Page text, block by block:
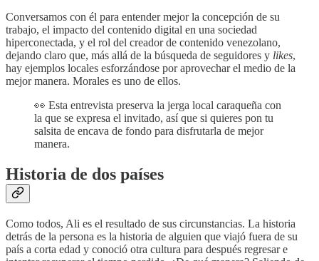
Conversamos con él para entender mejor la concepción de su
trabajo, el impacto del contenido digital en una sociedad
hiperconectada, y el rol del creador de contenido venezolano,
dejando claro que, más allá de la búsqueda de seguidores y likes,
hay ejemplos locales esforzándose por aprovechar el medio de la
mejor manera. Morales es uno de ellos.
👀 Esta entrevista preserva la jerga local caraqueña con
la que se expresa el invitado, así que si quieres pon tu
salsita de encava de fondo para disfrutarla de mejor
manera.
Historia de dos países
Como todos, Ali es el resultado de sus circunstancias. La historia
detrás de la persona es la historia de alguien que viajó fuera de su
país a corta edad y conoció otra cultura para después regresar e